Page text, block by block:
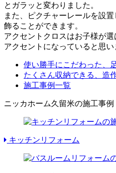
とガラッと変わりました。
また、ピクチャーレールを設
飾ることができます。
アクセントクロスはお子様が
アクセントになっていると思い
使い勝手にこだわった、
たくさん収納できる、造
施工事例一覧
ニッカホーム久留米の施工事例
キッチンリフォーム